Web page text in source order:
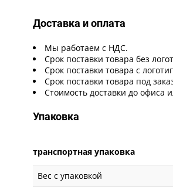
Доставка и оплата
Мы работаем с НДС.
Срок поставки товара без
Срок поставки товара с
Срок поставки товара под
Стоимость доставки до
Упаковка
транспортная упаковка
Вес с упаковкой